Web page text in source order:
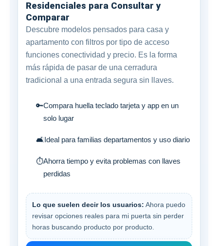
Residenciales para Consultar y
Comparar
Descubre modelos pensados para casa y
apartamento con filtros por tipo de acceso
funciones conectividad y precio. Es la forma
más rápida de pasar de una cerradura
tradicional a una entrada segura sin llaves.
🔑Compara huella teclado tarjeta y app en un
solo lugar
🛋️Ideal para familias departamentos y uso diario
⏱️Ahorra tiempo y evita problemas con llaves
perdidas
Lo que suelen decir los usuarios: Ahora puedo
revisar opciones reales para mi puerta sin perder
horas buscando producto por producto.